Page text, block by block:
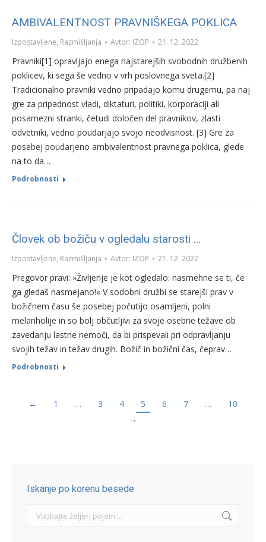
AMBIVALENTNOST PRAVNIŠKEGA POKLICA
Izpostavljene, Razmišljanja Avtor: IZOP 21. 12. 2022
Pravniki[1] opravljajo enega najstarejših svobodnih družbenih
poklicev, ki sega še vedno v vrh poslovnega sveta.[2]
Tradicionalno pravniki vedno pripadajo komu drugemu, pa naj
gre za pripadnost vladi, diktaturi, politiki, korporaciji ali
posamezni stranki, četudi določen del pravnikov, zlasti
odvetniki, vedno poudarjajo svojo neodvisnost. [3] Gre za
posebej poudarjeno ambivalentnost pravnega poklica, glede
na to da…
Podrobnosti
Človek ob božiču v ogledalu starosti …
Izpostavljene, Razmišljanja Avtor: IZOP 21. 12. 2022
Pregovor pravi: »Življenje je kot ogledalo: nasmehne se ti, če
ga gledaš nasmejano!« V sodobni družbi se starejši prav v
božičnem času še posebej počutijo osamljeni, polni
melanholije in so bolj občutljivi za svoje osebne težave ob
zavedanju lastne nemoči, da bi prispevali pri odpravljanju
svojih težav in težav drugih. Božič in božični čas, čeprav…
Podrobnosti
← 1 … 3 4 5 6 7 …
10
→
Iskanje po korenu besede
Search: